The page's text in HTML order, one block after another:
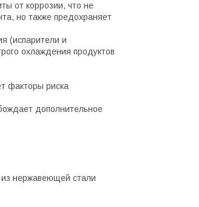
от коррозии, что не
но также предохраняет
(испарители и
охлаждения продуктов
факторы риска
дополнительное
из нержавеющей стали